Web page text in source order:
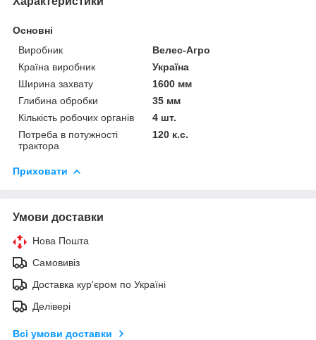
Основні
Виробник
Велес-Агро
Країна виробник
Україна
Ширина захвату
1600 мм
Глибина обробки
35 мм
Кількість робочих органів
4 шт.
Потреба в потужності
трактора
120 к.с.
Приховати
Умови доставки
Нова Пошта
Самовивіз
Доставка кур'єром по Україні
Делівері
Всі умови доставки